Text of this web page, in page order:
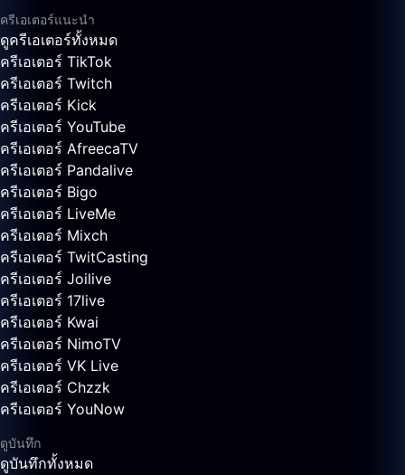
ครีเอเตอร์แนะนำ
ดูครีเอเตอร์ทั้งหมด
ครีเอเตอร์ TikTok
ครีเอเตอร์ Twitch
ครีเอเตอร์ Kick
ครีเอเตอร์ YouTube
ครีเอเตอร์ AfreecaTV
ครีเอเตอร์ Pandalive
ครีเอเตอร์ Bigo
ครีเอเตอร์ LiveMe
ครีเอเตอร์ Mixch
ครีเอเตอร์ TwitCasting
ครีเอเตอร์ Joilive
ครีเอเตอร์ 17live
ครีเอเตอร์ Kwai
ครีเอเตอร์ NimoTV
ครีเอเตอร์ VK Live
ครีเอเตอร์ Chzzk
ครีเอเตอร์ YouNow
ดูบันทึก
ดูบันทึกทั้งหมด